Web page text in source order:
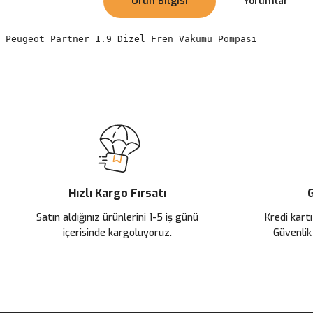
Peugeot Partner 1.9 Dizel Fren Vakumu Pompası
Ürün açıklamasında eksik bilgiler bulunuyor.
Ürün bilgilerinde hatalar bulunuyor.
Ürün fiyatı diğer sitelerden daha pahalı.
Bu ürüne benzer farklı alternatifler olmalı.
Hızlı Kargo Fırsatı
Satın aldığınız ürünlerini 1-5 iş günü
içerisinde kargoluyoruz.
Kredi